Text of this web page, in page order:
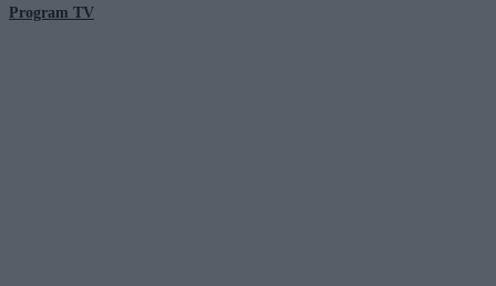
Program TV